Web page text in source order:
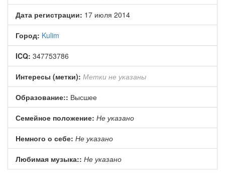
Дата регистрации: 17 июля 2014
Город: Kulim
ICQ: 347753786
Интересы (метки): Метки не указаны
Образование:: Высшее
Семейное положение: Не указано
Немного о себе: Не указано
Любимая музыка:: Не указано